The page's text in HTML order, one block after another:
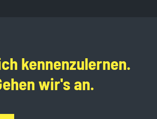
kennenzulernen.
wir's an.